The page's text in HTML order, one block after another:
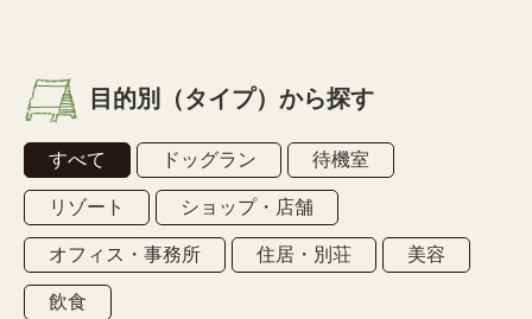
目的別（タイプ）から探す
すべて ドッグラン 待機室
リゾート ショップ・店舗
オフィス・事務所 住居・別荘 美容
飲食